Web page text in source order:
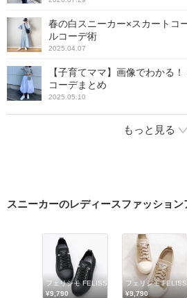
春の白スニーカー×スカートコ
ルコーデ術
2025.04.07
【子育てママ】画像でわかる
コーデまとめ
2025.05.10
もっと見る
スニーカーのレディースファッション
フェリシモ FELISSIMO
¥9,790
フェリシモ
¥9,790